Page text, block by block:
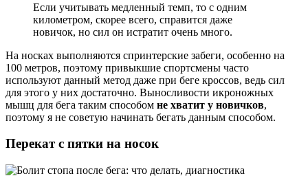
Если учитывать медленный темп, то с одним
километром, скорее всего, справится даже
новичок, но сил он истратит очень много.
На носках выполняются спринтерские забеги, особенно на
100 метров, поэтому привыкшие спортсмены часто
используют данный метод даже при беге кроссов, ведь сил
для этого у них достаточно. Выносливости икроножных
мышц для бега таким способом не хватит у новичков,
поэтому я не советую начинать бегать данным способом.
Перекат с пятки на носок